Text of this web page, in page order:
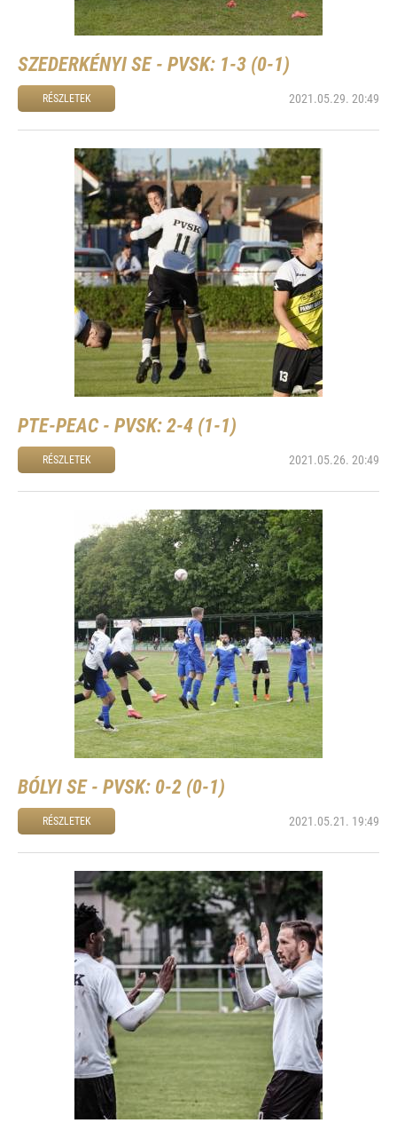
SZEDERKÉNYI SE - PVSK: 1-3 (0-1)
RÉSZLETEK 2021.05.29. 20:49
PTE-PEAC - PVSK: 2-4 (1-1)
RÉSZLETEK 2021.05.26. 20:49
BÓLYI SE - PVSK: 0-2 (0-1)
RÉSZLETEK 2021.05.21. 19:49